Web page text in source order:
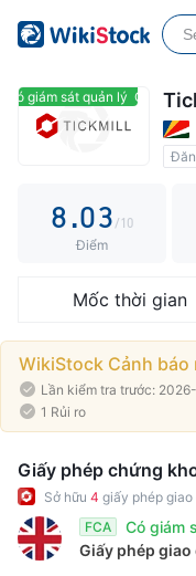
giám sát quản lý Có giám sát
3
5
6
8.0
1
2
4
5
6
7
8
9
0
1
3
4
5
7
8
9
/10
Điểm
Mốc thời gian
WikiStock Cảnh báo
Lần kiểm tra trước:
1 Rủi ro
Giấy phép chứng
Sở hữu 4 giấy phép giao
FCA
Có giám
Giấy phép